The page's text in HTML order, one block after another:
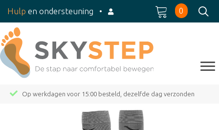
Hulp en ondersteuning • 0
Op werkdagen voor 15:00 besteld, dezelfde dag verzonden